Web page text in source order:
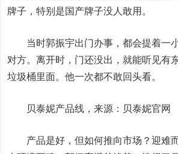
牌子，特别是国产牌子没人敢用。
当时郭振宇出门办事，都会提着一
对方。离开时，门还没出，就能听见有
垃圾桶里面。他一次都不敢回头看。
贝泰妮产品线，来源：贝泰妮官网
产品是好，但如何推向市场？迎难